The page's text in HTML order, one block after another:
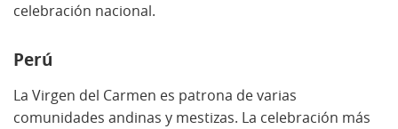
celebración nacional.
Perú
La Virgen del Carmen es patrona de varias
comunidades andinas y mestizas. La celebración más